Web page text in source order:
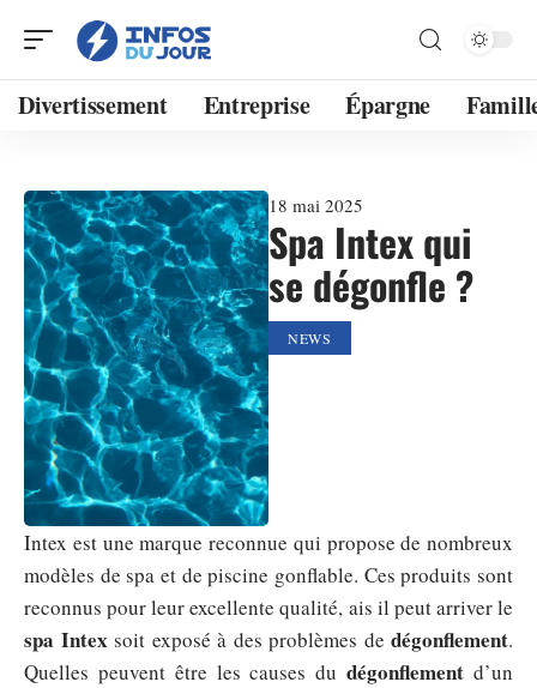
Divertissement Entreprise Épargne
18 mai 2025
Spa Intex qui
se dégonfle ?
NEWS
Intex est une marque reconnue qui propose de nombreux
modèles de spa et de piscine gonflable. Ces produits sont
reconnus pour leur excellente qualité, ais il peut arriver le
spa Intex soit exposé à des problèmes de dégonflement.
Quelles peuvent être les causes dudégonflement d’un